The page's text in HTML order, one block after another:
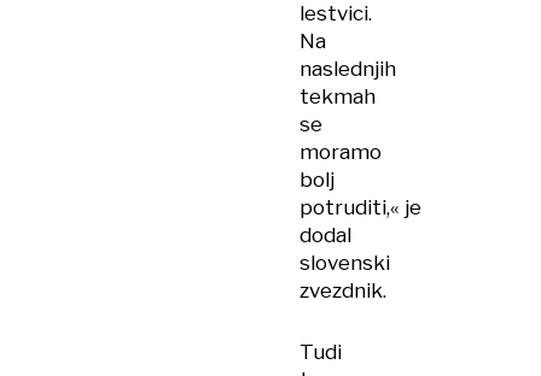
lestvici.
Na
naslednjih
tekmah
se
moramo
bolj
potruditi,« je
dodal
slovenski
zvezdnik.
Tudi